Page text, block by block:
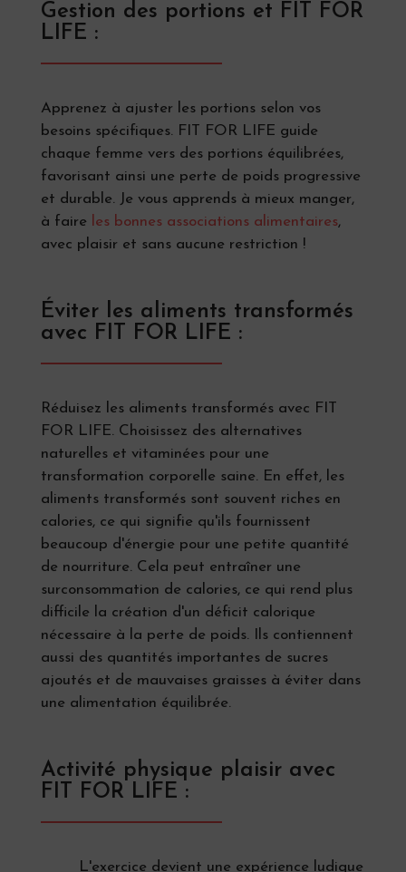
Gestion des portions et FIT FOR
LIFE :
Apprenez à ajuster les portions selon vos
besoins spécifiques. FIT FOR LIFE guide
chaque femme vers des portions équilibrées,
favorisant ainsi une perte de poids progressive
et durable. Je vous apprends à mieux manger,
à faire
les bonnes associations alimentaires,
avec plaisir et sans aucune restriction !
Éviter les aliments transformés
avec FIT FOR LIFE :
Réduisez les aliments transformés avec FIT
FOR LIFE. Choisissez des alternatives
naturelles et vitaminées pour une
transformation corporelle saine. En effet, les
aliments transformés sont souvent riches en
calories, ce qui signifie qu'ils fournissent
beaucoup d'énergie pour une petite quantité
de nourriture. Cela peut entraîner une
surconsommation de calories, ce qui rend plus
difficile la création d'un déficit calorique
nécessaire à la perte de poids. Ils contiennent
aussi des quantités importantes de sucres
ajoutés et de mauvaises graisses à éviter dans
une alimentation équilibrée.
Activité physique plaisir avec
FIT FOR LIFE :
L'exercice devient une expérience ludique